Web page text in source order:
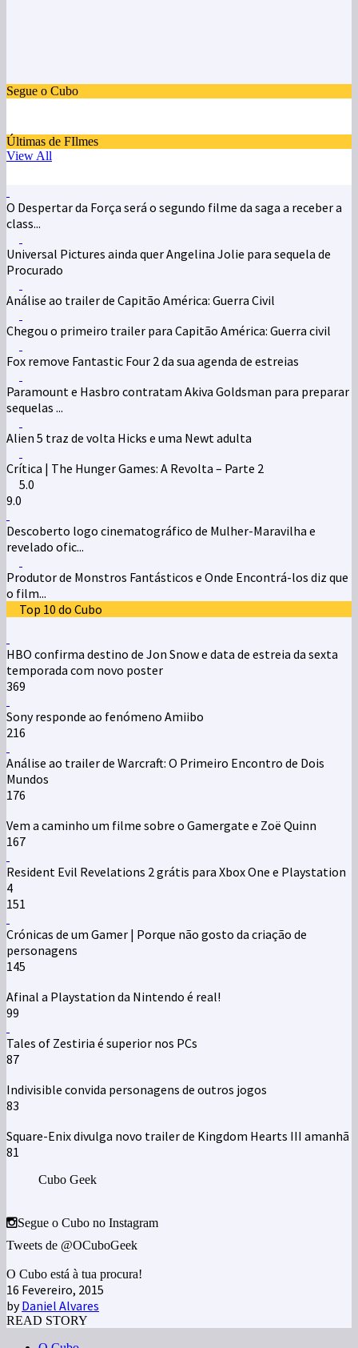
Segue o Cubo
Últimas de FIlmes
View All
O Despertar da Força será o segundo filme da saga a receber a
class...
Universal Pictures ainda quer Angelina Jolie para sequela de
Procurado
Análise ao trailer de Capitão América: Guerra Civil
Chegou o primeiro trailer para Capitão América: Guerra civil
Fox remove Fantastic Four 2 da sua agenda de estreias
Paramount e Hasbro contratam Akiva Goldsman para preparar
sequelas ...
Alien 5 traz de volta Hicks e uma Newt adulta
Crítica | The Hunger Games: A Revolta – Parte 2
5.0
9.0
Descoberto logo cinematográfico de Mulher-Maravilha e
revelado ofic...
Produtor de Monstros Fantásticos e Onde Encontrá-los diz que
o film...
Top 10 do Cubo
HBO confirma destino de Jon Snow e data de estreia da sexta
temporada com novo poster
369
Sony responde ao fenómeno Amiibo
216
Análise ao trailer de Warcraft: O Primeiro Encontro de Dois
Mundos
176
Vem a caminho um filme sobre o Gamergate e Zoë Quinn
167
Resident Evil Revelations 2 grátis para Xbox One e Playstation
4
151
Crónicas de um Gamer | Porque não gosto da criação de
personagens
145
Afinal a Playstation da Nintendo é real!
99
Tales of Zestiria é superior nos PCs
87
Indivisible convida personagens de outros jogos
83
Square-Enix divulga novo trailer de Kingdom Hearts III amanhã
81
Cubo Geek
Segue o Cubo no Instagram
Tweets de @OCuboGeek
O Cubo está à tua procura!
16 Fevereiro, 2015
byDaniel Alvares
READ STORY